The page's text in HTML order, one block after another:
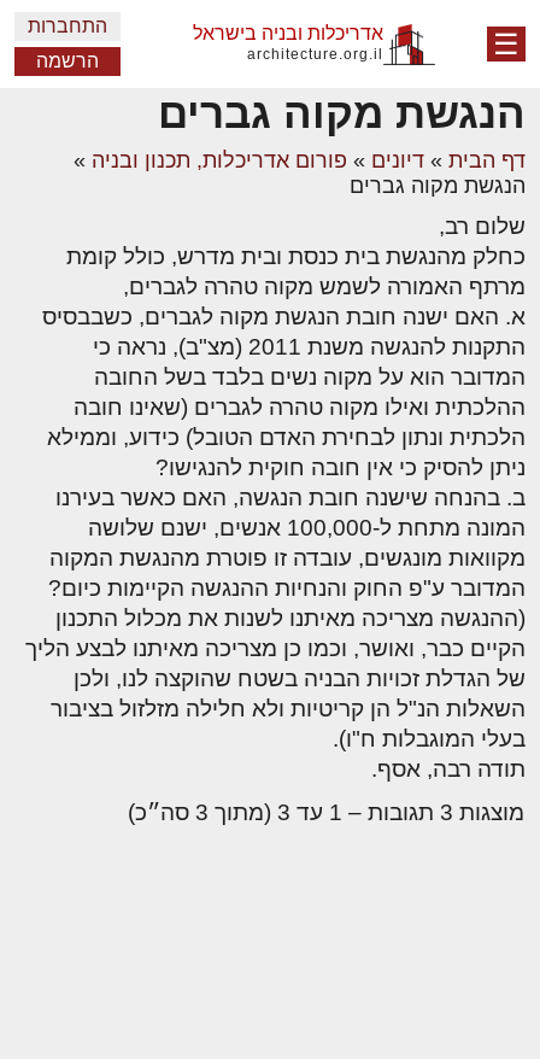
☰ אדריכלות ובניה בישראל
architecture.org.il
התחברות
הרשמה
הנגשת מקוה גברים
דף הבית » דיונים » פורום אדריכלות, תכנון ובניה »
הנגשת מקוה גברים
שלום רב,
כחלק מהנגשת בית כנסת ובית מדרש, כולל קומת
מרתף האמורה לשמש מקוה טהרה לגברים,
א. האם ישנה חובת הנגשת מקוה לגברים, כשבבסיס
התקנות להנגשה משנת 2011 (מצ"ב), נראה כי
המדובר הוא על מקוה נשים בלבד בשל החובה
ההלכתית ואילו מקוה טהרה לגברים (שאינו חובה
הלכתית ונתון לבחירת האדם הטובל) כידוע, וממילא
ניתן להסיק כי אין חובה חוקית להנגישו?
ב. בהנחה שישנה חובת הנגשה, האם כאשר בעירנו
המונה מתחת ל-100,000 אנשים, ישנם שלושה
מקוואות מונגשים, עובדה זו פוטרת מהנגשת המקוה
המדובר ע"פ החוק והנחיות ההנגשה הקיימות כיום?
(ההנגשה מצריכה מאיתנו לשנות את מכלול התכנון
הקיים כבר, ואושר, וכמו כן מצריכה מאיתנו לבצע הליך
של הגדלת זכויות הבניה בשטח שהוקצה לנו, ולכן
השאלות הנ"ל הן קריטיות ולא חלילה מזלזול בציבור
בעלי המוגבלות ח"ו).
תודה רבה, אסף.
מוצגות 3 תגובות – 1 עד 3 (מתוך 3 סה״כ)